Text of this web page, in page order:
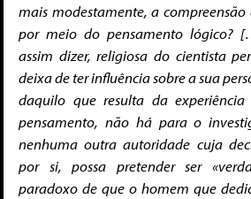
mais modestamente, a
por meio do pensamento lógico?
assim dizer, religiosa do cientista
deixa de ter influência sobre a sua
daquilo que resulta da
pensamento, não há para o
nenhuma outra autoridade cuja
por si, possa pretender ser
paradoxo de que o homem que